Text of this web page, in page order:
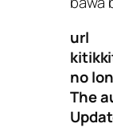
url
no
The